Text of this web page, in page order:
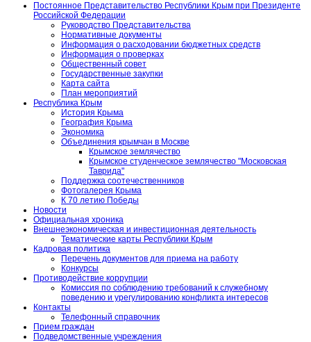
Постоянное Представительство Республики Крым при Президенте
Российской Федерации
Руководство Представительства
Нормативные документы
Информация о расходовании бюджетных средств
Информация о проверках
Общественный совет
Государственные закупки
Карта сайта
План мероприятий
Республика Крым
История Крыма
География Крыма
Экономика
Объединения крымчан в Москве
Крымское землячество
Крымское студенческое землячество "Московская
Таврида"
Поддержка соотечественников
Фотогалерея Крыма
К 70 летию Победы
Новости
Официальная хроника
Внешнеэкономическая и инвестиционная деятельность
Тематические карты Республики Крым
Кадровая политика
Перечень документов для приема на работу
Конкурсы
Противодействие коррупции
Комиссия по соблюдению требований к служебному
поведению и урегулированию конфликта интересов
Контакты
Телефонный справочник
Прием граждан
Подведомственные учреждения